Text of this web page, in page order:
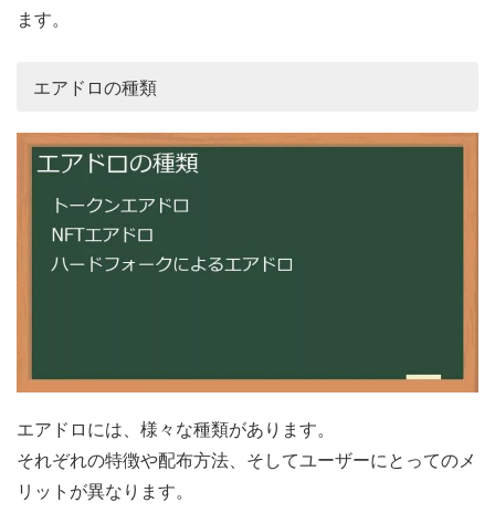
ます。
エアドロの種類
エアドロには、様々な種類があります。
それぞれの特徴や配布方法、そしてユーザーにとってのメ
リットが異なります。